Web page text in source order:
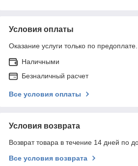
Условия оплаты
Оказание услуги только по предоплате.
Наличными
Безналичный расчет
Все условия оплаты
Условия возврата
Возврат товара в течение 14 дней по
Все условия возврата